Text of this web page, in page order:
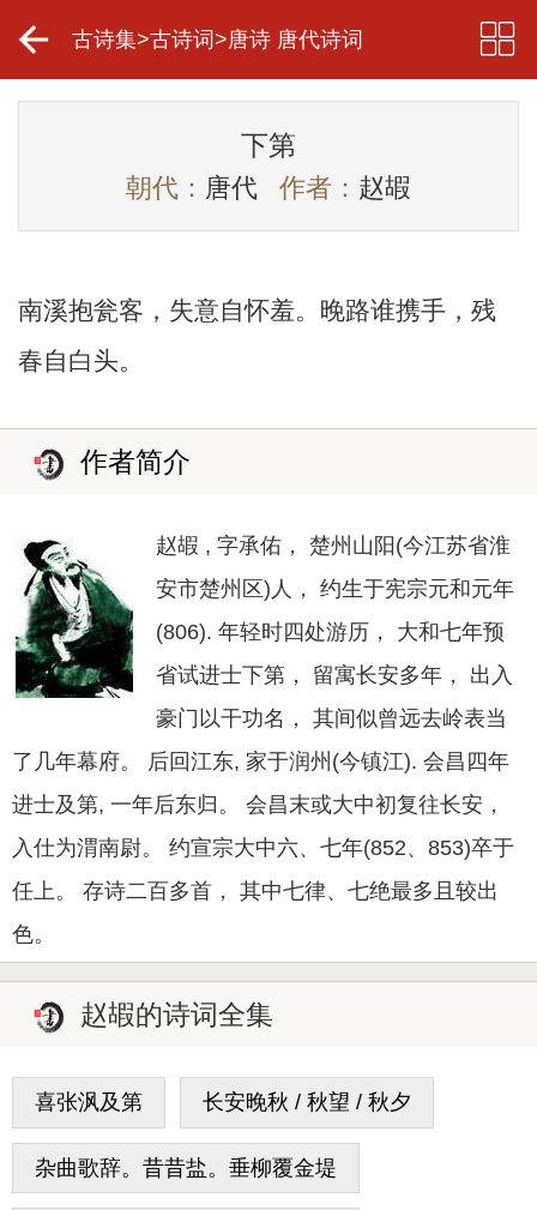
古诗集>古诗词 >唐诗 唐代诗词
下第
朝代： 唐代 作者： 赵嘏
南溪抱瓮客，失意自怀羞。晚路谁携手，残
春自白头。
作者简介
赵嘏 , 字承佑， 楚州山阳(今江苏省淮
安市楚州区)人， 约生于宪宗元和元年
(806). 年轻时四处游历， 大和七年预
省试进士下第， 留寓长安多年， 出入
豪门以干功名， 其间似曾远去岭表当
了几年幕府。 后回江东, 家于润州(今镇江). 会昌四年
进士及第, 一年后东归。 会昌末或大中初复往长安，
入仕为渭南尉。 约宣宗大中六、七年(852、853)卒于
任上。 存诗二百多首， 其中七律、七绝最多且较出
色。
赵嘏的诗词全集
喜张沨及第 长安晚秋 / 秋望 / 秋夕
杂曲歌辞。昔昔盐。垂柳覆金堤